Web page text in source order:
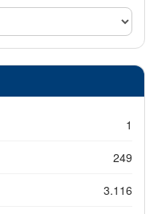
1
249
3.116